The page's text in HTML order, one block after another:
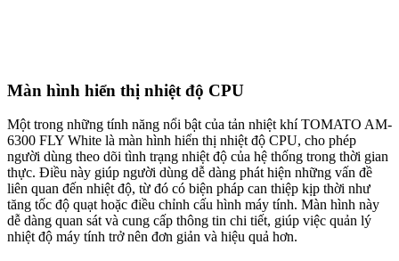
Màn hình hiển thị nhiệt độ CPU
Một trong những tính năng nổi bật của tản nhiệt khí TOMATO AM-
6300 FLY White là màn hình hiển thị nhiệt độ CPU, cho phép
người dùng theo dõi tình trạng nhiệt độ của hệ thống trong thời gian
thực. Điều này giúp người dùng dễ dàng phát hiện những vấn đề
liên quan đến nhiệt độ, từ đó có biện pháp can thiệp kịp thời như
tăng tốc độ quạt hoặc điều chỉnh cấu hình máy tính. Màn hình này
dễ dàng quan sát và cung cấp thông tin chi tiết, giúp việc quản lý
nhiệt độ máy tính trở nên đơn giản và hiệu quả hơn.